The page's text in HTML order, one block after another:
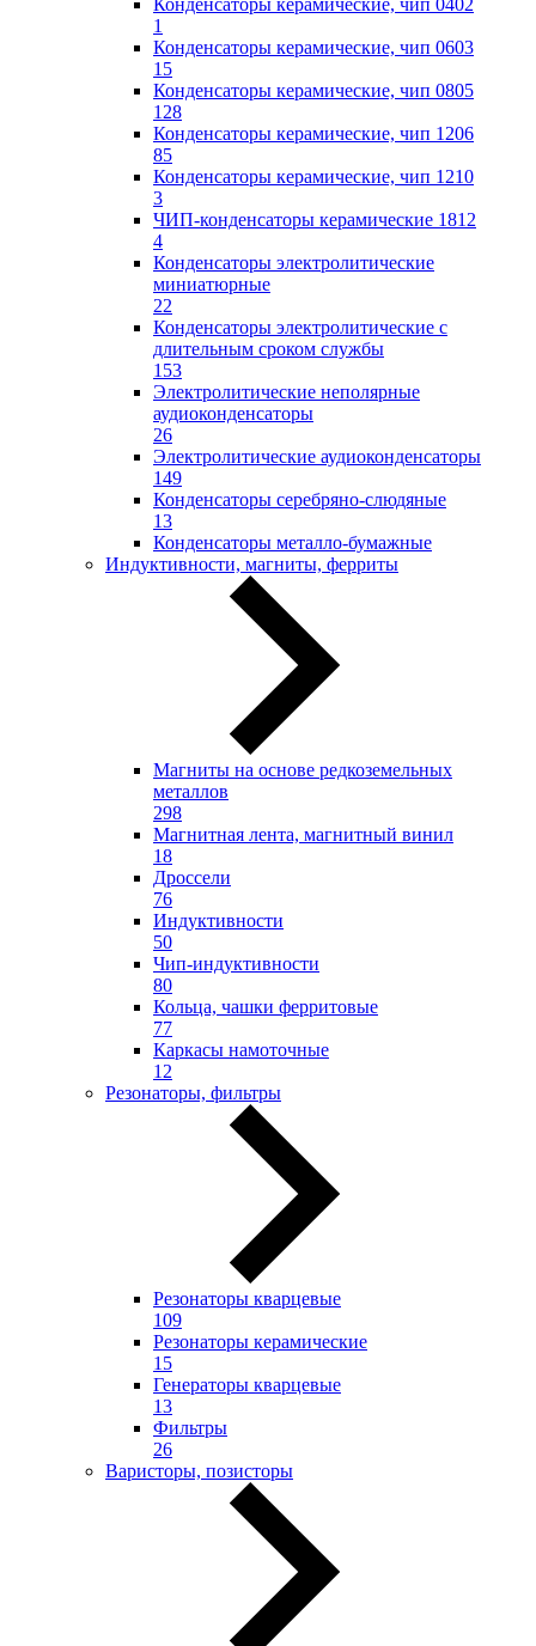
1
Конденсаторы керамические, чип 0603
15
Конденсаторы керамические, чип 0805
128
Конденсаторы керамические, чип 1206
85
Конденсаторы керамические, чип 1210
3
ЧИП-конденсаторы керамические 1812
4
Конденсаторы электролитические
миниатюрные
22
Конденсаторы электролитические с
длительным сроком службы
153
Электролитические неполярные
аудиоконденсаторы
26
Электролитические аудиоконденсаторы
149
Конденсаторы серебряно-слюдяные
13
Конденсаторы металло-бумажные
Индуктивности, магниты, ферриты
Магниты на основе редкоземельных
металлов
298
Магнитная лента, магнитный винил
18
Дроссели
76
Индуктивности
50
Чип-индуктивности
80
Кольца, чашки ферритовые
77
Каркасы намоточные
12
Резонаторы, фильтры
Резонаторы кварцевые
109
Резонаторы керамические
15
Генераторы кварцевые
13
Фильтры
26
Варисторы, позисторы